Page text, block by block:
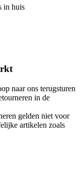
in huis
naar ons terugsturen
in de
gelden niet voor
artikelen zoals